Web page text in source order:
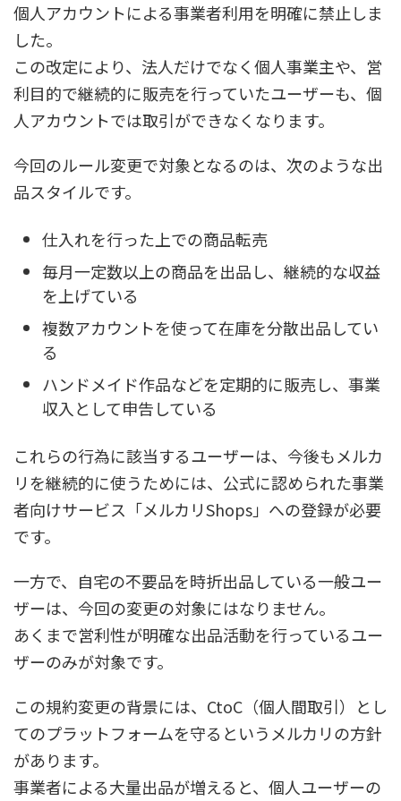
個人アカウントによる事業者利用を明確に禁止しま
した。
この改定により、法人だけでなく個人事業主や、営
利目的で継続的に販売を行っていたユーザーも、個
人アカウントでは取引ができなくなります。
今回のルール変更で対象となるのは、次のような出
品スタイルです。
仕入れを行った上での商品転売
毎月一定数以上の商品を出品し、継続的な収益
を上げている
複数アカウントを使って在庫を分散出品してい
る
ハンドメイド作品などを定期的に販売し、事業
収入として申告している
これらの行為に該当するユーザーは、今後もメルカ
リを継続的に使うためには、公式に認められた事業
者向けサービス「メルカリShops」への登録が必要
です。
一方で、自宅の不要品を時折出品している一般ユー
ザーは、今回の変更の対象にはなりません。
あくまで営利性が明確な出品活動を行っているユー
ザーのみが対象です。
この規約変更の背景には、CtoC（個人間取引）とし
てのプラットフォームを守るというメルカリの方針
があります。
事業者による大量出品が増えると、個人ユーザーの